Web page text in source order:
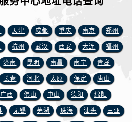
江苏省宿迁市宿城区西湖路宝玑售后服务中心（需提前预约）
江苏省泰州市海陵区永定东路399号置地商务中心东塔（华润万象城）17层1706室宝玑售后服务中心（需提前预约）
江苏省徐州市鼓楼区淮海东路29号苏宁广场IFC国际金融中心35层3508室宝玑售后服务中心（需提前预约）
江苏省盐城市盐都区世纪大道5号盐城金融城写字楼1号楼16层1604室宝玑售后服务中心（需提前预约）
江苏省扬州市邗江区国展路29号星耀天地写字楼1号楼18层1803室宝玑售后服务中心（需提前预约）
江苏省镇江市京口区中山东路宝玑售后服务中心（需提前预约）
江西省抚州市临川区赣东大道宝玑售后服务中心（需提前预约）
天津 成都 重庆 南京 郑州
杭州 武汉 西安 大连 福州
济南 昆明 南昌 南宁 青岛
长春 河北 太原 保定 唐山
广西 佛山 中山 德阳 绵阳
无锡 芜湖 珠海 汕头 三亚